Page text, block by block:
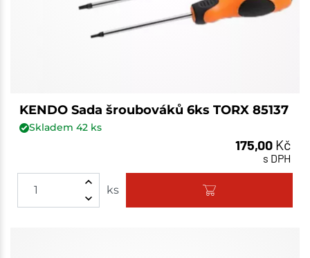
KENDO Sada šroubováků 6ks TORX 85137
Skladem 42ks
175,00 Kč
s DPH
ks